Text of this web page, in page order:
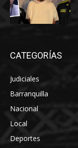
CATEGORÍAS
Judiciales
Barranquilla
Nacional
Local
Deportes